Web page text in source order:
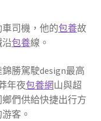
司機，他的包養故
沿包養線。
勝駕駛design最高
年夜包養網山與超
們供給快捷出行方
客。